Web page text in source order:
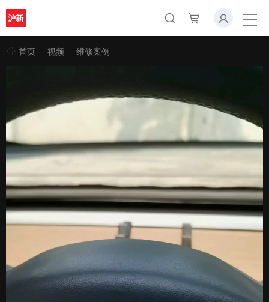
首页 视频 维修案例